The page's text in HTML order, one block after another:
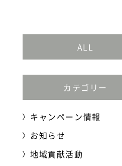
ALL
カテゴリー
キャンペーン情報
お知らせ
地域貢献活動